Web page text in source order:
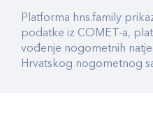
Platforma hns.family
podatke iz COMET-a,
vođenje nogometnih
Hrvatskog nogometnog